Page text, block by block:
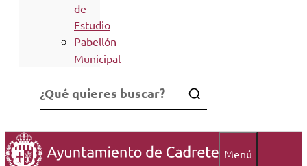
de
Estudio
Pabellón
Municipal
Menú